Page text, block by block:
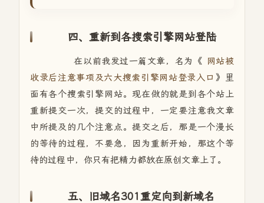
四、重新到各搜索引擎网站登陆
在以前我发过一篇文章，名为《 网站被
收录后注意事项及六大搜索引擎网站登录入口 》里
面有各个搜索引擎网站。现在做的就是到各个站上
重新提交一次，提交的过程中，一定要注意我文章
中所提及的几个注意点。提交之后，那是一个漫长
的等待的过程，不要急，因为重新开始，那这个等
待的过程中，你只有把精力都放在原创文章上了。
五、旧域名301重定向到新域名